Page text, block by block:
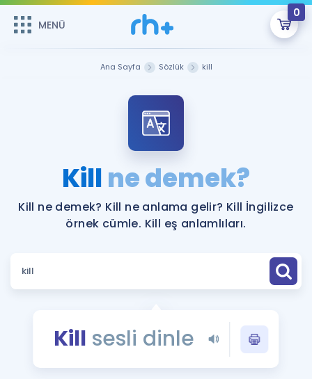
MENÜ
0
ÜYE DEĞİLİM
Sepetin Şu An Boş.
Remzi Hoca ile seni sınava hazırlayacak onlarca eğitim seni
bekliyor!
MENÜ
Faydalı Araçlar
Sözlük
Ana Sayfa Sözlük kill
Killne demek?
Kill ne demek? Kill ne anlama gelir? Kill İngilizce
örnek cümle. Kill eş anlamlıları.
Kill sesli dinle